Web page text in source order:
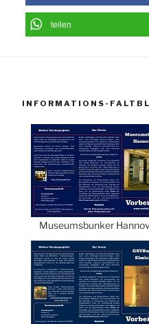
teilen
INFORMATIONS-
Museumsbunker